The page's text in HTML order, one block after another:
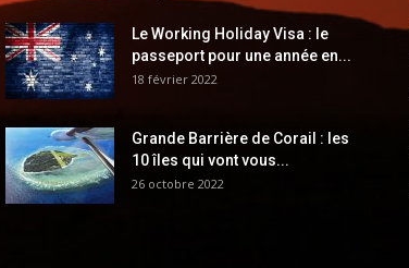
Le Working Holiday Visa : le
passeport pour une année en...
18 février 2022
Grande Barrière de Corail : les
10 îles qui vont vous...
26 octobre 2022